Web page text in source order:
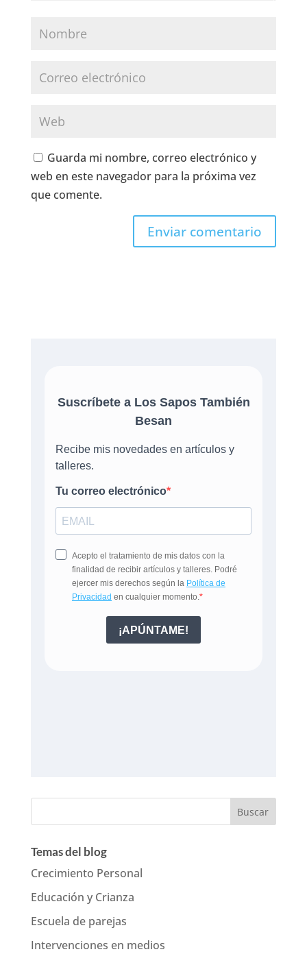
Guarda mi nombre, correo electrónico y
web en este navegador para la próxima vez
que comente.
Temas del blog
Crecimiento Personal
Educación y Crianza
Escuela de parejas
Intervenciones en medios